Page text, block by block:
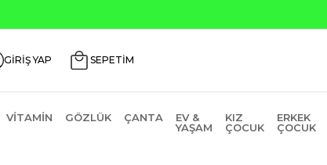
GİRİŞ YAP SEPETİM
VITAMIN GÖZLÜK ÇANTA
EV &
YAŞAM
KIZ
ÇOCUK
ERKEK
ÇOCUK